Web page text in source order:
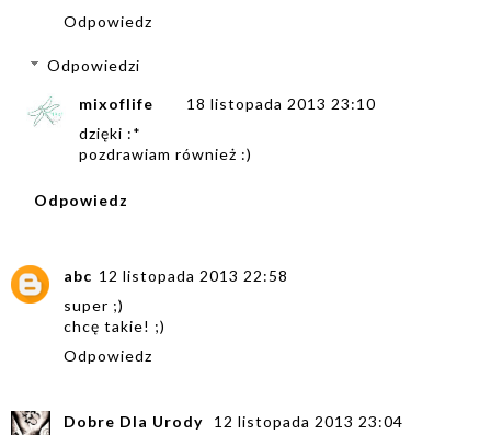
Odpowiedz
Odpowiedzi
mixoflife
18 listopada 2013 23:10
dzięki :*
pozdrawiam również :)
Odpowiedz
abc 12 listopada 2013 22:58
super ;)
chcę takie! ;)
Odpowiedz
Dobre Dla Urody
12 listopada 2013 23:04